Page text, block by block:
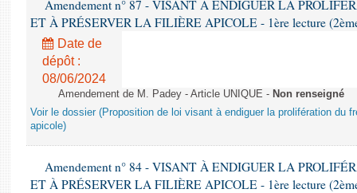
Amendement n° 87 - VISANT À ENDIGUER LA
ET À PRÉSERVER LA FILIÈRE APICOLE - 1ère lecture
Date de
dépôt :
08/06/2024
Amendement de M. Padey - Article UNIQUE - Non renseigné
Voir le dossier (Proposition de loi visant à endiguer la prolifération du
apicole)
Amendement n° 84 - VISANT À ENDIGUER LA
ET À PRÉSERVER LA FILIÈRE APICOLE - 1ère lecture